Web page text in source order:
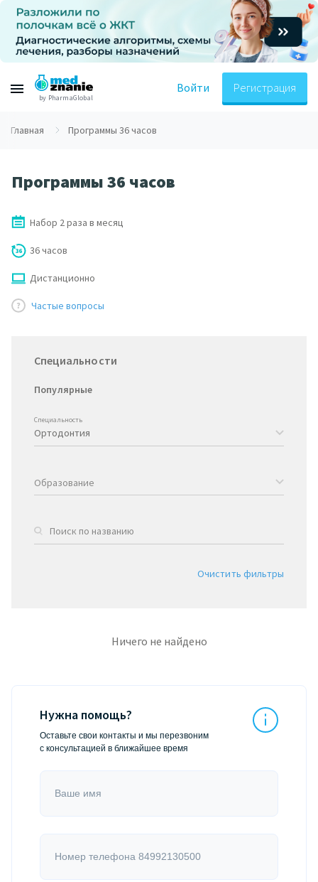
by PharmaGlobal
Войти Регистрация
Главная Программы 36 часов
Программы 36 часов
Набор 2 раза в месяц
36 часов
Дистанционно
Частые вопросы
Специальности
Популярные
Специальность
Образование
Очистить фильтры
Ничего не найдено
Нужна помощь?
Оставьте свои контакты и мы перезвоним
с консультацией в ближайшее время
Ваше имя
Номер телефона 84992130500